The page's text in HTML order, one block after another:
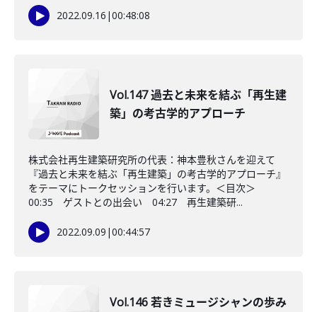
2022.09.16 |00:48:08
Vol.147 過去と未来を結ぶ「再生建
築」の考古学的アプローチ
株式会社再生建築研究所の代表：神本豊秋さんを迎えて
『過去と未来を結ぶ「再生建築」の考古学的アプローチ』
をテーマにトークセッションを行います。＜目次＞
00:35 ゲストとの出会い 04:27 再生建築研...
2022.09.09 |00:44:57
Vol.146 若きミュージシャンの歩み